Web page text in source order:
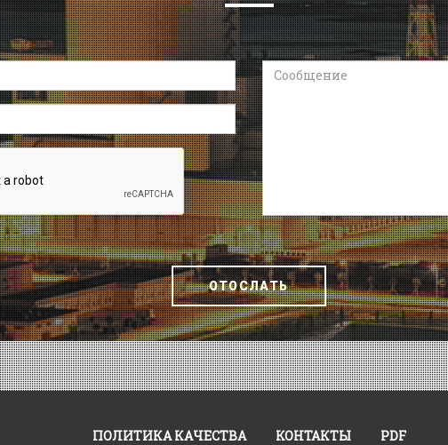
Сообщение
ОТОСЛАТЬ
ПОЛИТИКА КАЧЕСТВА КОНТАКТЫ PDF